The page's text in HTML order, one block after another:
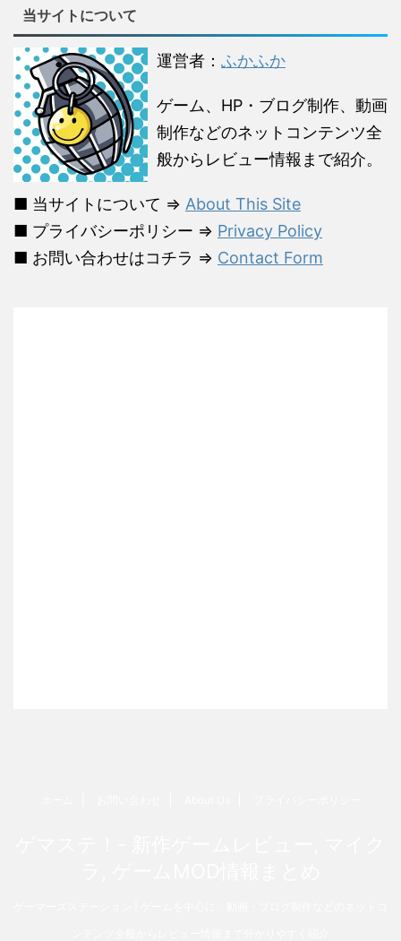
当サイトについて
運営者： ふかふか
ゲーム、HP・ブログ制作、動画
制作などのネットコンテンツ全
般からレビュー情報まで紹介。
■ 当サイトについて ⇒ About This Site
■ プライバシーポリシー ⇒ Privacy Policy
■ お問い合わせはコチラ ⇒ Contact Form